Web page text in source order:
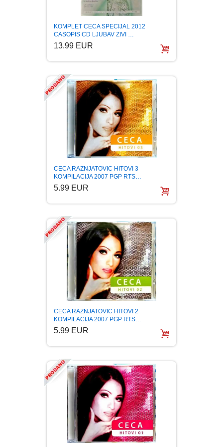
PUBLICISTIKA
PUTOPISI
STRIP
TEORIJE ZAVERE
TINEJDŽ
TRILERI
UMETNOST
KOMPLET CECA SPECIJAL 2012
CASOPIS CD LJUBAV ZIVI …
13.99 EUR
CECA RAZNJATOVIC HITOVI 3
KOMPILACIJA 2007 PGP RTS…
5.99 EUR
CECA RAZNJATOVIC HITOVI 2
KOMPILACIJA 2007 PGP RTS…
5.99 EUR